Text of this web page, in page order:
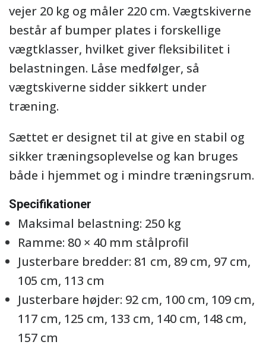
vejer 20 kg og måler 220 cm. Vægtskiverne
består af bumper plates i forskellige
vægtklasser, hvilket giver fleksibilitet i
belastningen. Låse medfølger, så
vægtskiverne sidder sikkert under
træning.
Sættet er designet til at give en stabil og
sikker træningsoplevelse og kan bruges
både i hjemmet og i mindre træningsrum.
Specifikationer
Maksimal belastning: 250 kg
Ramme: 80 × 40 mm stålprofil
Justerbare bredder: 81 cm, 89 cm, 97 cm,
105 cm, 113 cm
Justerbare højder: 92 cm, 100 cm, 109 cm,
117 cm, 125 cm, 133 cm, 140 cm, 148 cm,
157 cm